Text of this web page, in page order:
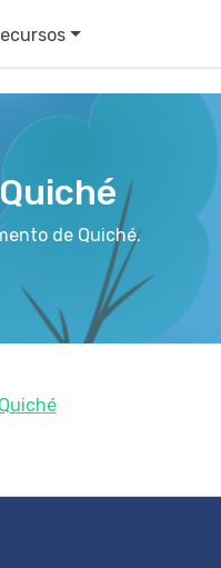
de Quiché.